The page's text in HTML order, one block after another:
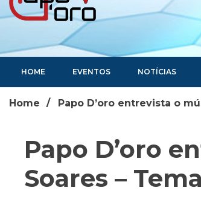
Portal de Notícias
HOME EVENTOS NOTÍCIAS
Home Papo D’oro entrevista o
Papo D’oro
Soares –